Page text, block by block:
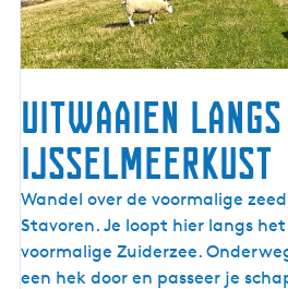
e
r
k
Uitwaaien langs
IJsselmeerkust
U
i
t
w
Wandel over de voormalige
Stavoren. Je loopt hier langs het
voormalige Zuiderzee.
een hek door en passeer je